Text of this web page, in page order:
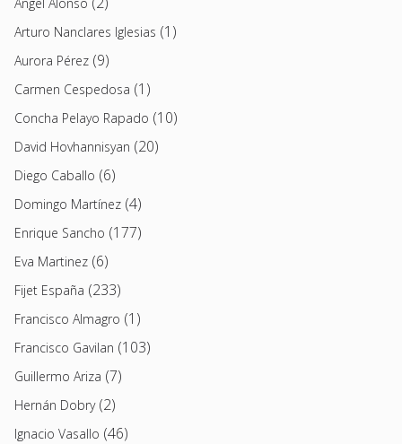
Arturo Nanclares Iglesias (1)
Aurora Pérez (9)
Carmen Cespedosa (1)
Concha Pelayo Rapado (10)
David Hovhannisyan (20)
Diego Caballo (6)
Domingo Martínez (4)
Enrique Sancho (177)
Eva Martinez (6)
Fijet España (233)
Francisco Almagro (1)
Francisco Gavilan (103)
Guillermo Ariza (7)
Hernán Dobry(2)
Ignacio Vasallo (46)